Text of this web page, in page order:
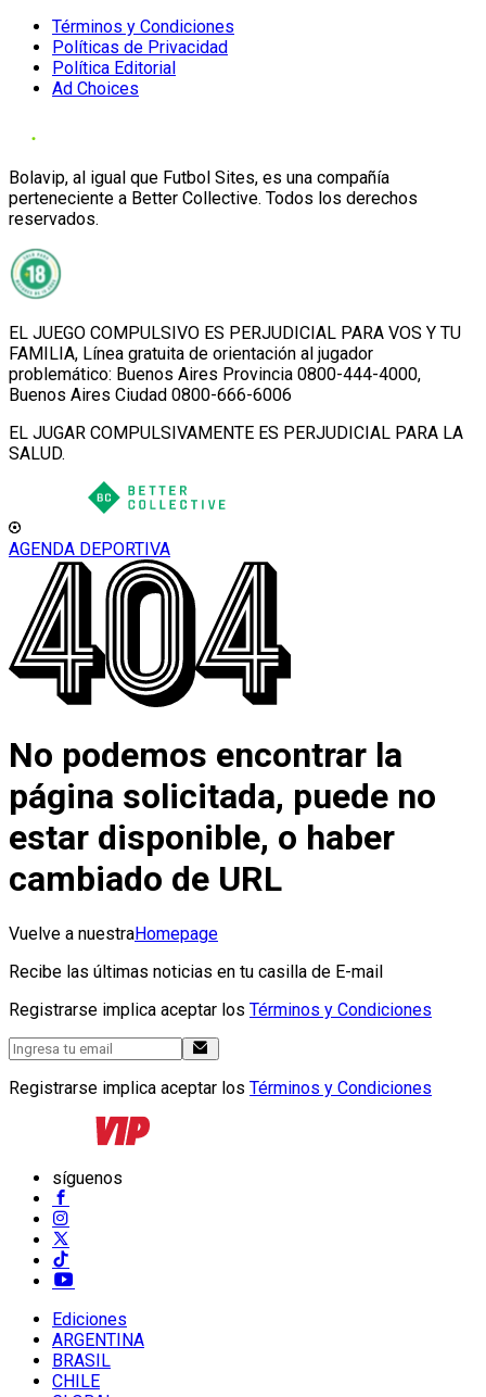
Términos y Condiciones
Políticas de Privacidad
Política Editorial
Ad Choices
Bolavip, al igual que Futbol Sites, es una compañía
perteneciente a Better Collective. Todos los derechos
reservados.
EL JUEGO COMPULSIVO ES PERJUDICIAL PARA VOS Y TU
FAMILIA, Línea gratuita de orientación al jugador
problemático: Buenos Aires Provincia 0800-444-4000,
Buenos Aires Ciudad 0800-666-6006
EL JUGAR COMPULSIVAMENTE ES PERJUDICIAL PARA LA
SALUD.
AGENDA DEPORTIVA
No podemos encontrar la
página solicitada, puede no
estar disponible, o haber
cambiado de URL
Vuelve a nuestraHomepage
Recibe las últimas noticias en tu casilla de E-mail
Registrarse implica aceptar los Términos y Condiciones
Registrarse implica aceptar los Términos y Condiciones
síguenos
Ediciones
ARGENTINA
BRASIL
CHILE